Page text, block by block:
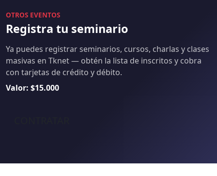
OTROS EVENTOS
Registra tu seminario
Ya puedes registrar seminarios, cursos, charlas y clases
masivas en Tknet — obtén la lista de inscritos y cobra
con tarjetas de crédito y débito.
Valor: $15.000